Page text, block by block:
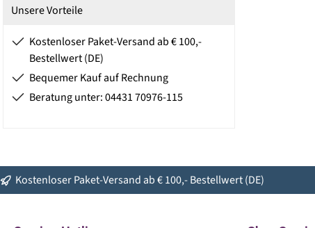
Unsere Vorteile
Kostenloser Paket-Versand ab € 100,-
Bestellwert (DE)
Bequemer Kauf auf Rechnung
Beratung unter: 04431 70976-115
Kostenloser Paket-Versand ab € 100,- Bestellwert (DE)